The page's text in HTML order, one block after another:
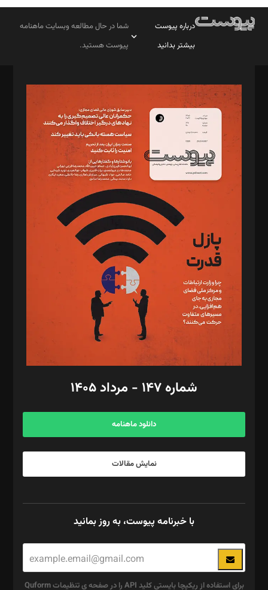
درباره پیوست
بیشتر بدانید
شما در حال مطالعه وبسایت ماهنامه
پیوست هستید.
مدیر مسئول: محمدباقر اثنی‌عشری
سردبیر: مهرک محمودی
دبیر تحریریه: میثم قاسمی
د‌بیر ناداستان: سمانه سمیع
د‌بیر خدمت و تجارت: ابوالفضل رجبی
د‌بیر حقوق فناوری: حسام‌الدین ایپکچی
د‌بیر پیوست جهان: مینا پاکدل
د‌بیر تحریریه آنلاین: بابک نقاش
تحریریه‌: مجتبی محمود‌ی، آرش برهمند، یسنا امان‌پور، سروش کرمیان،
مصطفی مسجدی آرانی، ابوالفضل رجبی، زهرا فکرانه، فائزه فتحی
رستمی،مصطفی باستان
ویرایش: نگار استاد‌‌آقا
طراح یونیفرم: مجید توکلی
فیلمبرداری و عکاسی: امیر شفیعی، مانی لطفی زاده
گرافیک و صفحه‌آرایی: سید‌سبحان‌علی ثابت
مد‌یر توسعه تجاری: کامبیز برید‌
امور مالی: شاپور رهبری، محمد‌ کاظمی‌نیا
آگهی و مشترکین: ۰۹۱۹۹۹۹۰۴۵۴
شماره ۱۴۷ - مرداد ۱۴۰۵
دانلود ماهنامه
نمایش مقالات
با خبرنامه پیوست، به روز بمانید
برای استفاده از ریکپچا بایستی کلید API را در صفحه ی تنظیمات Quform